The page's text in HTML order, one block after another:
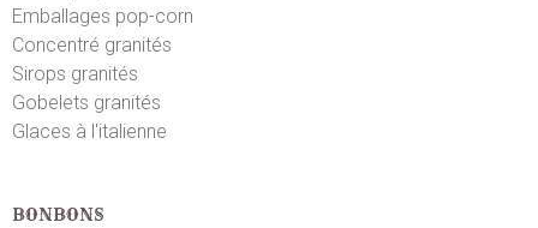
Emballages pop-corn
Concentré granités
Sirops granités
Gobelets granités
Glaces à l'italienne
BONBONS